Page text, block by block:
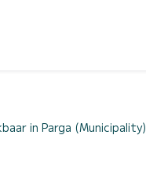
in Parga (Municipality)